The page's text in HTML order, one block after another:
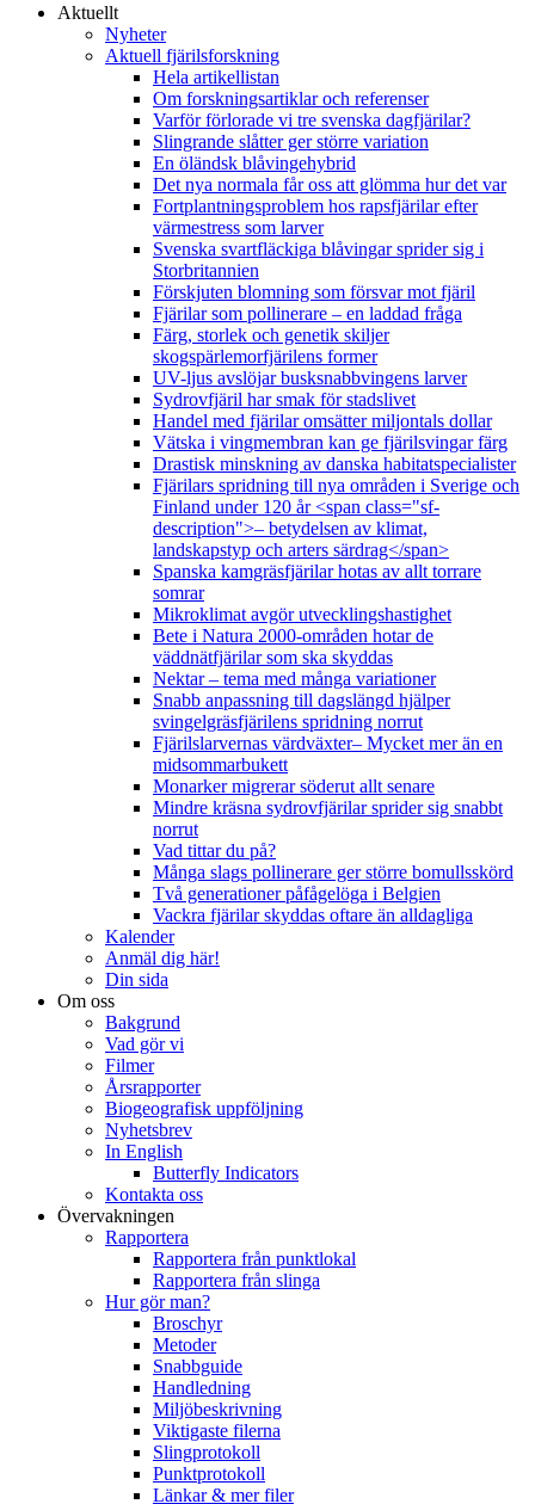
Aktuellt
Nyheter
Aktuell fjärilsforskning
Hela artikellistan
Om forskningsartiklar och referenser
Varför förlorade vi tre svenska dagfjärilar?
Slingrande slåtter ger större variation
En öländsk blåvingehybrid
Det nya normala får oss att glömma hur det var
Fortplantningsproblem hos rapsfjärilar efter
värmestress som larver
Svenska svartfläckiga blåvingar sprider sig i
Storbritannien
Förskjuten blomning som försvar mot fjäril
Fjärilar som pollinerare – en laddad fråga
Färg, storlek och genetik skiljer
skogspärlemorfjärilens former
UV-ljus avslöjar busksnabbvingens larver
Sydrovfjäril har smak för stadslivet
Handel med fjärilar omsätter miljontals dollar
Vätska i vingmembran kan ge fjärilsvingar färg
Drastisk minskning av danska habitatspecialister
Fjärilars spridning till nya områden i Sverige och
Finland under 120 år <span class="sf-
description">– betydelsen av klimat,
landskapstyp och arters särdrag</span>
Spanska kamgräsfjärilar hotas av allt torrare
somrar
Mikroklimat avgör utvecklingshastighet
Bete i Natura 2000-områden hotar de
väddnätfjärilar som ska skyddas
Nektar – tema med många variationer
Snabb anpassning till dagslängd hjälper
svingelgräsfjärilens spridning norrut
Fjärilslarvernas värdväxter– Mycket mer än en
midsommarbukett
Monarker migrerar söderut allt senare
Mindre kräsna sydrovfjärilar sprider sig snabbt
norrut
Vad tittar du på?
Många slags pollinerare ger större bomullsskörd
Två generationer påfågelöga i Belgien
Vackra fjärilar skyddas oftare än alldagliga
Kalender
Anmäl dig här!
Din sida
Om oss
Bakgrund
Vad gör vi
Filmer
Årsrapporter
Biogeografisk uppföljning
Nyhetsbrev
In English
Butterfly Indicators
Kontakta oss
Övervakningen
Rapportera
Rapportera från punktlokal
Rapportera från slinga
Hur gör man?
Broschyr
Metoder
Snabbguide
Handledning
Miljöbeskrivning
Viktigaste filerna
Slingprotokoll
Punktprotokoll
Länkar & mer filer